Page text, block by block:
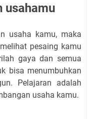
usahamu
usaha kamu, maka
pesaing kamu
gaya dan semua
bisa menumbuhkan
Pelajaran adalah
usaha kamu.